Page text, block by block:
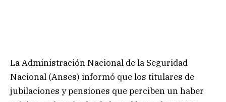
La Administración Nacional de la Seguridad
Nacional (Anses) informó que los titulares de
jubilaciones y pensiones que perciben un haber